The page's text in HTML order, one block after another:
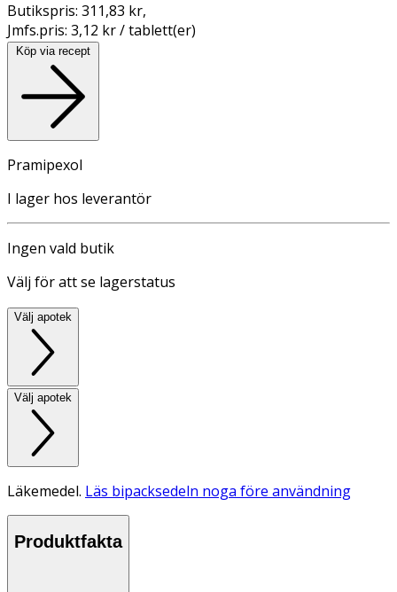
Butikspris: 311,83 kr,
Jmfs.pris: 3,12 kr / tablett(er)
Köp via recept
Pramipexol
I lager hos leverantör
Ingen vald butik
Välj för att se lagerstatus
Välj apotek
Välj apotek
Läkemedel. Läs bipacksedeln noga före användning
Produktfakta